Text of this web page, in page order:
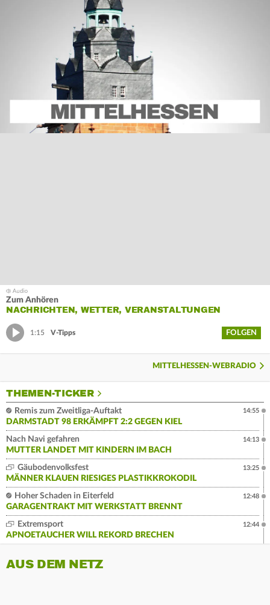
Zum Anhören
NACHRICHTEN, WETTER, VERANSTALTUNGEN
1:15 V-Tipps FOLGEN
MITTELHESSEN-WEBRADIO
THEMEN-TICKER
Remis zum Zweitliga-Auftakt
DARMSTADT 98 ERKÄMPFT 2:2 GEGEN KIEL
14:55
Nach Navi gefahren
MUTTER LANDET MIT KINDERN IM BACH
14:13
Gäubodenvolksfest
MÄNNER KLAUEN RIESIGES PLASTIKKROKODIL
13:25
Hoher Schaden in Eiterfeld
GARAGENTRAKT MIT WERKSTATT BRENNT
12:48
Extremsport
APNOETAUCHER WILL REKORD BRECHEN
12:44
AUS DEM NETZ